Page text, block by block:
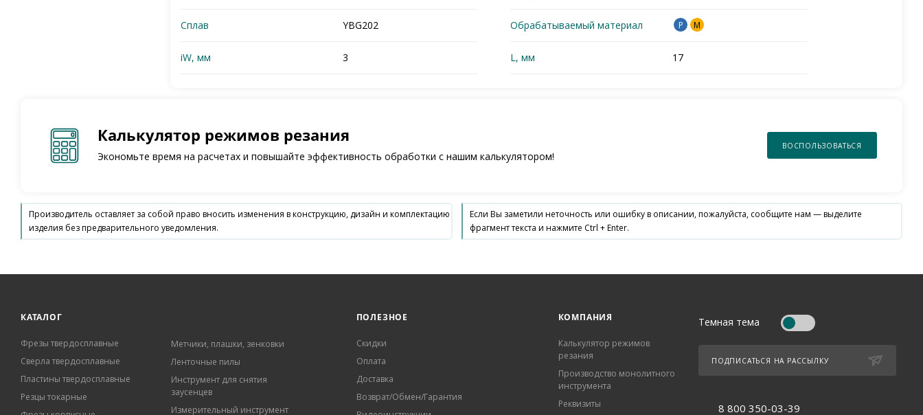
Сплав YBG202 Обрабатываемый материал P M
iW, мм 3 L, мм 17
Калькулятор режимов резания
Экономьте время на расчетах и повышайте эффективность обработки с нашим калькулятором!
ВОСПОЛЬЗОВАТЬСЯ
Производитель оставляет за собой право вносить изменения в конструкцию, дизайн и комплектацию
изделия без предварительного уведомления.
Если Вы заметили неточность или ошибку в описании, пожалуйста, сообщите нам — выделите
фрагмент текста и нажмите Ctrl + Enter.
КАТАЛОГ
Фрезы твердосплавные
Сверла твердосплавные
Пластины твердосплавные
Резцы токарные
Метчики, плашки, зенковки
Ленточные пилы
Инструмент для снятия
заусенцев
Измерительный инструмент
ПОЛЕЗНОЕ
Скидки
Оплата
Доставка
Возврат/Обмен/Гарантия
КОМПАНИЯ
Калькулятор режимов
резания
Производство монолитного
инструмента
Реквизиты
Темная тема
ПОДПИСАТЬСЯ НА РАССЫЛКУ
8 800 350-03-39